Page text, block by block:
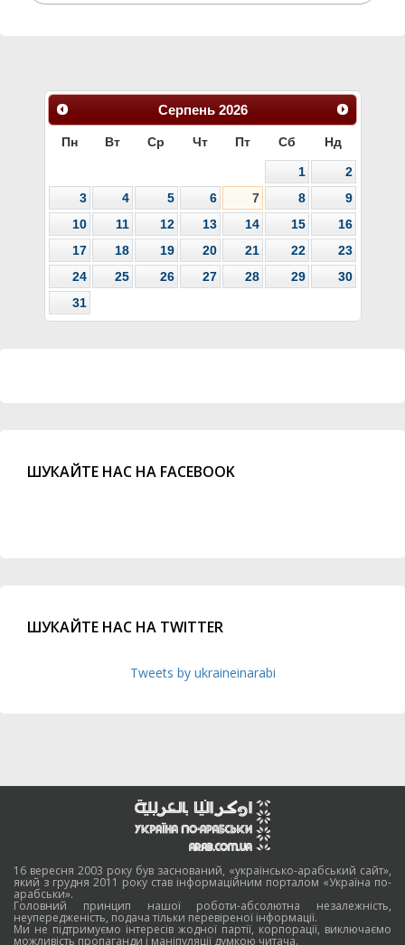
Серпень 2026
Пн Вт Ср Чт Пт Сб Нд
1
2
3
4 5 6 7 8
9
10
11 12 13 14 15
16
17
18 19 20 21 22
23
24
25 26 27 28 29
30
31
ШУКАЙТЕ НАС НА FACEBOOK
ШУКАЙТЕ НАС НА TWITTER
Tweets by ukraineinarabi
16 вересня 2003 року був заснований, «українсько-арабський сайт»,
який з грудня 2011 року став інформаційним порталом «Україна по-
арабськи».
Головний принцип нашої роботи-абсолютна незалежність,
неупередженість, подача тільки перевіреної інформації.
Ми не підтримуємо інтересів жодної партії, корпорації, виключаємо
можливість пропаганди і маніпуляції думкою читача.